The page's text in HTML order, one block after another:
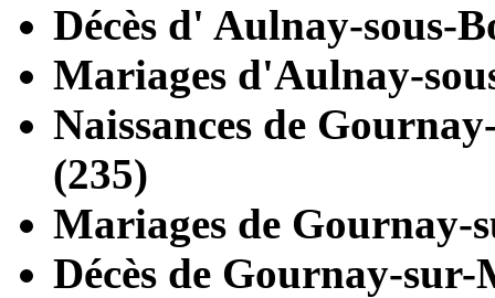
Décès d' Aulnay-sous-
Mariages d'Aulnay-
Naissances de
(235)
Mariages de Gournay-
Décès de Gournay-sur-